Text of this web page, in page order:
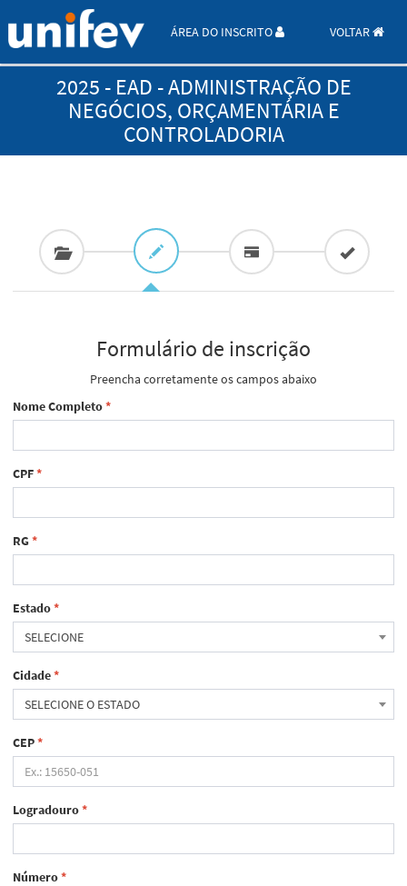
ÁREA DO INSCRITO VOLTAR
2025 - EAD - ADMINISTRAÇÃO DE
NEGÓCIOS, ORÇAMENTÁRIA E
CONTROLADORIA
Formulário de inscrição
Preencha corretamente os campos abaixo
Nome Completo*
CPF*
RG*
Estado*
SELECIONE
Cidade*
SELECIONE O ESTADO
CEP*
Logradouro*
Número*